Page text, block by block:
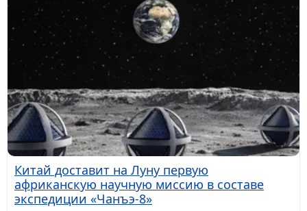
Китай доставит на Луну первую
африканскую научную миссию в составе
экспедиции «Чанъэ-8»